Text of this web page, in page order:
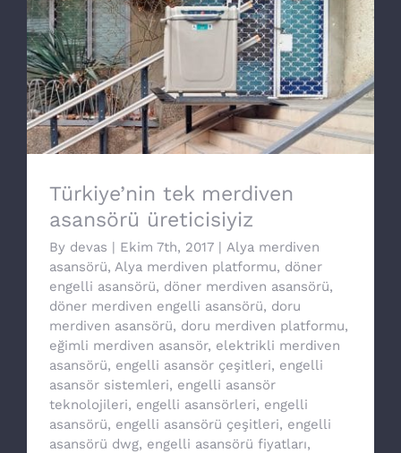
Türkiye’nin tek merdiven asansörü
üreticisiyiz
Türkiye’nin tek merdiven
asansörü üreticisiyiz
By devas | Ekim 7th, 2017 | Alya merdiven
asansörü, Alya merdiven platformu, döner
engelli asansörü, döner merdiven asansörü,
döner merdiven engelli asansörü, doru
merdiven asansörü, doru merdiven platformu,
eğimli merdiven asansör, elektrikli merdiven
asansörü, engelli asansör çeşitleri, engelli
asansör sistemleri, engelli asansör
teknolojileri, engelli asansörleri, engelli
asansörü, engelli asansörü çeşitleri, engelli
asansörü dwg, engelli asansörü fiyatları,